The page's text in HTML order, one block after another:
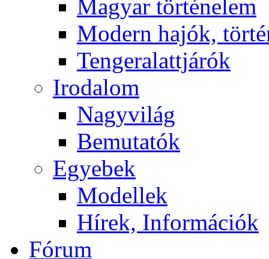
Magyar történelem
Modern hajók,
Tengeralattjárók
Irodalom
Nagyvilág
Bemutatók
Egyebek
Modellek
Hírek, Információk
Fórum